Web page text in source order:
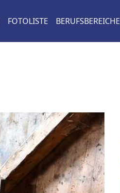
FOTOLISTE BERUFSBEREICHE